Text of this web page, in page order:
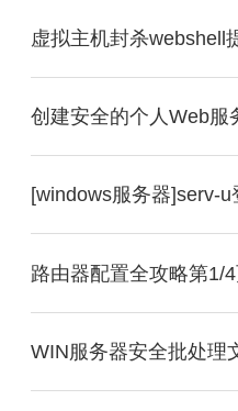
虚拟主机封杀webshell
创建安全的个人Web服
[windows服务器]serv-u
路由器配置全攻略第1/
WIN服务器安全批处理